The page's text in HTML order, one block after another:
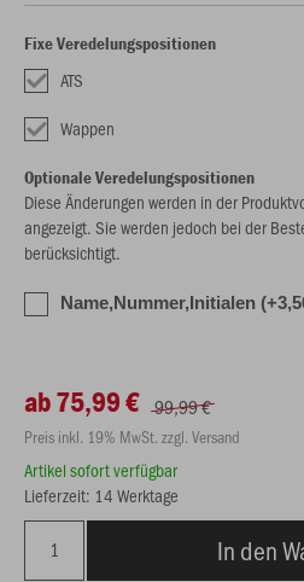
Fixe Veredelungspositionen
ATS
Wappen
Optionale Veredelungspositionen
Diese Änderungen werden in der
angezeigt. Sie werden jedoch bei der
berücksichtigt.
Name,Nummer,Initialen
ab 75,99 € 99,99 €
Preis inkl. 19% MwSt. zzgl. Versand
Artikel sofort verfügbar
Lieferzeit: 14 Werktage
In den